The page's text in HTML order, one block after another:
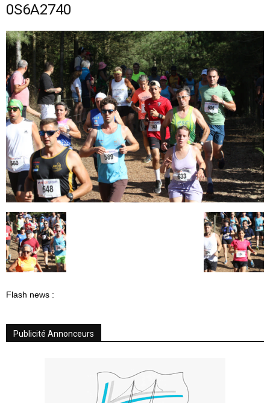
0S6A2740
Flash news :
Publicité Annonceurs